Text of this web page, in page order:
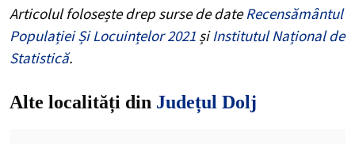
Articolul folosește drep surse de dateRecensământul
Populației Și Locuințelor 2021 șiInstitutul Național de
Statistică.
Alte localități din Județul Dolj